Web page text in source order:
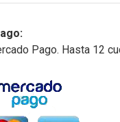
Pago. Hasta 12